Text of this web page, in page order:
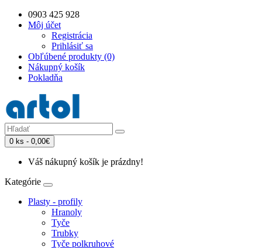
0903 425 928
Môj účet
Registrácia
Prihlásiť sa
Obľúbené produkty (0)
Nákupný košík
Pokladňa
0 ks - 0,00€
Váš nákupný košík je prázdny!
Kategórie
Plasty - profily
Hranoly
Tyče
Trubky
Tyče polkruhové